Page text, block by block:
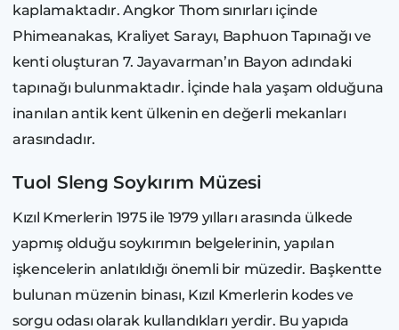
kaplamaktadır. Angkor Thom sınırları içinde
Phimeanakas, Kraliyet Sarayı, Baphuon Tapınağı ve
kenti oluşturan 7. Jayavarman’ın Bayon adındaki
tapınağı bulunmaktadır. İçinde hala yaşam olduğuna
inanılan antik kent ülkenin en değerli mekanları
arasındadır.
Tuol Sleng Soykırım Müzesi
Kızıl Kmerlerin 1975 ile 1979 yılları arasında ülkede
yapmış olduğu soykırımın belgelerinin, yapılan
işkencelerin anlatıldığı önemli bir müzedir. Başkentte
bulunan müzenin binası, Kızıl Kmerlerin kodes ve
sorgu odası olarak kullandıkları yerdir. Bu yapıda